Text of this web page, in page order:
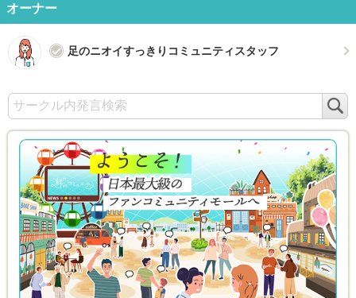
オーナー
足のニオイすっきりコミュニティスタッフ
索